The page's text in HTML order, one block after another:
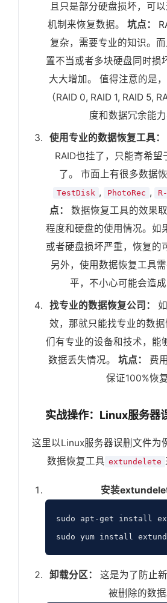
且只是部分硬盘损坏，可
机制来恢复数据。 坑点：
复杂，需要专业的知识。
置不当或者多块硬盘同时损
大大增加。 值得注意的是
（RAID 0, RAID 1, RAID 5,
度和数据冗余能力
使用专业的数据恢复工具：
RAID也挂了，只能寄希望
了。 市面上有很多数据
TestDisk , PhotoRec ,
点：
数据恢复工具的效果
程度和硬盘的使用情况。如
或者硬盘损坏严重，恢复的
另外，使用数据恢复工具
平，不小心可能会造成
找专业的数据恢复公司：
效，那就只能找专业的数
们有专业的设备和技术，能
数据丢失情况。 坑点：
费
保证100%恢复
实战操作：Linux服务器
这里以Linux服务器误删文件为
数据恢复工具 extundelete
安装
sudo apt-get install
卸载分区：
这是为了防止
被删除的数据